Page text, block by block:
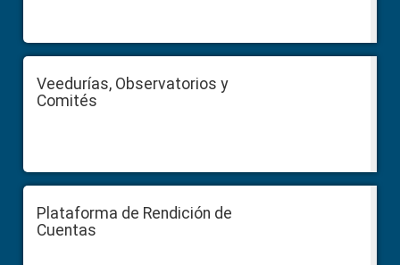
Veedurías, Observatorios y
Comités
Plataforma de Rendición de
Cuentas